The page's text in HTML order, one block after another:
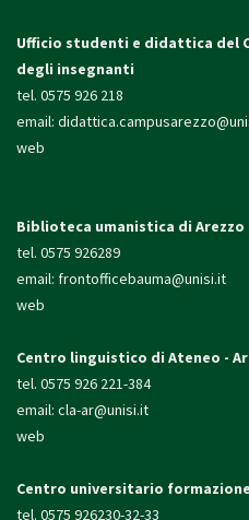
Ufficio studenti e didattica del
degli insegnanti
tel. 0575 926 218
email:
web
Biblioteca umanistica di Arezzo
tel. 0575 926289
email: frontofficebauma@unisi.it
web
Centro linguistico di Ateneo -
tel. 0575 926 221-384
email: cla-ar@unisi.it
web
Centro universitario
tel. 0575 926230-32-33